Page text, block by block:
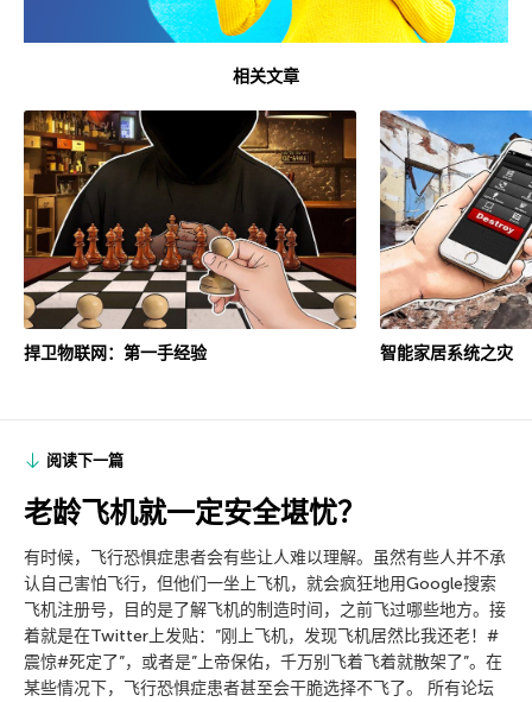
相关文章
捍卫物联网：第一手经验 智能家居系统之灾
阅读下一篇
老龄飞机就一定安全堪忧？
有时候，飞行恐惧症患者会有些让人难以理解。虽然有些人并不承
认自己害怕飞行，但他们一坐上飞机，就会疯狂地用Google搜索
飞机注册号，目的是了解飞机的制造时间，之前飞过哪些地方。接
着就是在Twitter上发贴：”刚上飞机，发现飞机居然比我还老！#
震惊#死定了”，或者是”上帝保佑，千万别飞着飞着就散架了”。在
某些情况下，飞行恐惧症患者甚至会干脆选择不飞了。 所有论坛